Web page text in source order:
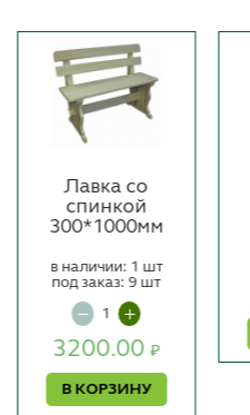
Лавка со
спинкой
300*1000мм
3200.00₽
В КОРЗИНУ
в наличии: 1 шт
под заказ: 9 шт